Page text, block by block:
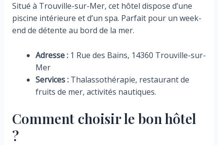
Situé à Trouville-sur-Mer, cet hôtel dispose d’une
piscine intérieure et d’un spa. Parfait pour un week-
end de détente au bord de la mer.
Adresse :1 Rue des Bains, 14360 Trouville-sur-
Mer
Services :Thalassothérapie, restaurant de
fruits de mer, activités nautiques.
Comment choisir le bon hôtel
?